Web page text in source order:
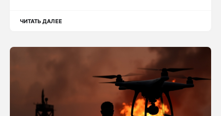
ЧИТАТЬ ДАЛЕЕ